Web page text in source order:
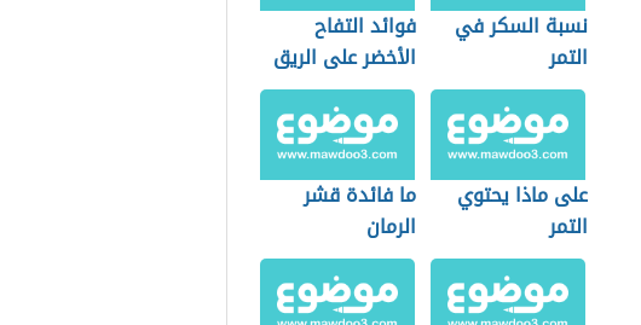
نسبة السكر في
التمر
فوائد التفاح
الأخضر على الريق
على ماذا يحتوي
التمر
ما فائدة قشر
الرمان